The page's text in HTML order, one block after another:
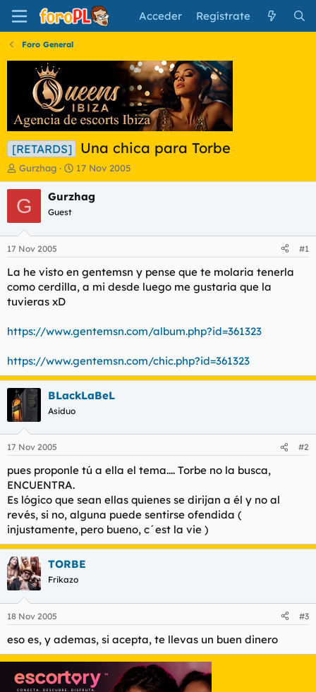
Acceder Regístrate
Foro General
[RETARDS] Una chica para Torbe
I
n
i
c
a
d
o
r
e
l
e
a
Gurzhag
F
e
c
i
n
c
17 Nov 2005
G Gurzhag
Guest
17 Nov 2005 #1
La he visto en gentemsn y pense que te molaria tenerla
como cerdilla, a mi desde luego me gustaria que la
tuvieras xD
https://www.gentemsn.com/album.php?id=361323
https://www.gentemsn.com/chic.php?id=361323
BLackLaBeL
Asiduo
17 Nov 2005 #2
pues proponle tú a ella el tema.... Torbe no la busca,
ENCUENTRA.
Es lógico que sean ellas quienes se dirijan a él y no al
revés, si no, alguna puede sentirse ofendida (
injustamente, pero bueno, c´est la vie )
TORBE
Frikazo
18 Nov 2005 #3
eso es, y ademas, si acepta, te llevas un buen dinero